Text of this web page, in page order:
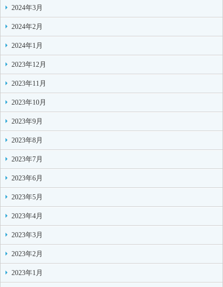
2024年3月
2024年2月
2024年1月
2023年12月
2023年11月
2023年10月
2023年9月
2023年8月
2023年7月
2023年6月
2023年5月
2023年4月
2023年3月
2023年2月
2023年1月